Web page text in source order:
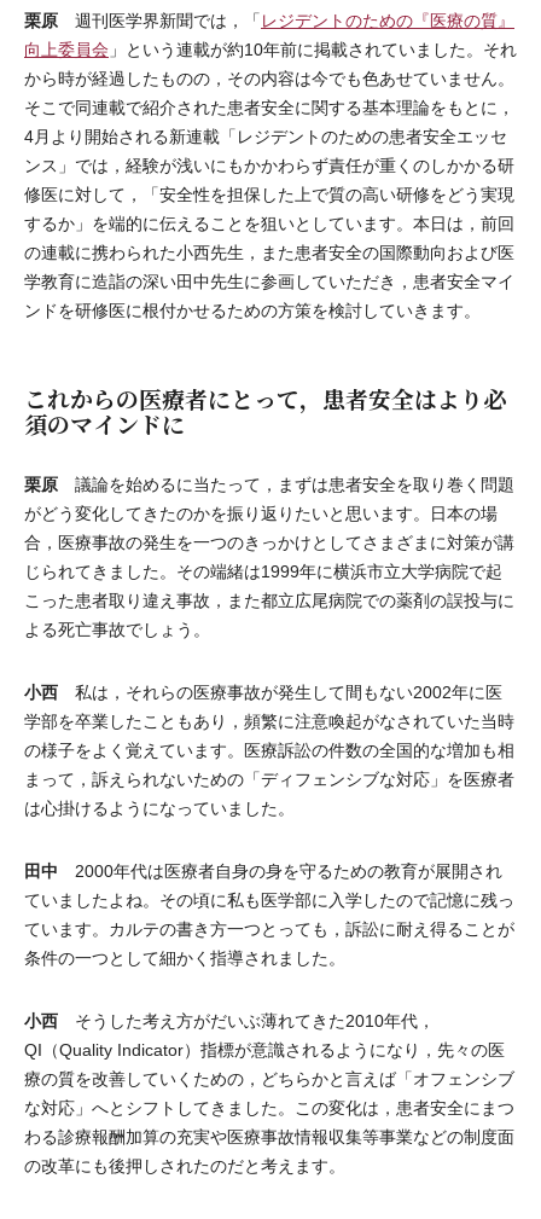
栗原 週刊医学界新聞では，「 レジデントのための『医療の質』
向上委員会 」という連載が約10年前に掲載されていました。それ
から時が経過したものの，その内容は今でも色あせていません。
そこで同連載で紹介された患者安全に関する基本理論をもとに，
4月より開始される新連載「レジデントのための患者安全エッセ
ンス」では，経験が浅いにもかかわらず責任が重くのしかかる研
修医に対して，「安全性を担保した上で質の高い研修をどう実現
するか」を端的に伝えることを狙いとしています。本日は，前回
の連載に携わられた小西先生，また患者安全の国際動向および医
学教育に造詣の深い田中先生に参画していただき，患者安全マイ
ンドを研修医に根付かせるための方策を検討していきます。
これからの医療者にとって，患者安全はより必
須のマインドに
栗原 議論を始めるに当たって，まずは患者安全を取り巻く問題
がどう変化してきたのかを振り返りたいと思います。日本の場
合，医療事故の発生を一つのきっかけとしてさまざまに対策が講
じられてきました。その端緒は1999年に横浜市立大学病院で起
こった患者取り違え事故，また都立広尾病院での薬剤の誤投与に
よる死亡事故でしょう。
小西 私は，それらの医療事故が発生して間もない2002年に医
学部を卒業したこともあり，頻繁に注意喚起がなされていた当時
の様子をよく覚えています。医療訴訟の件数の全国的な増加も相
まって，訴えられないための「ディフェンシブな対応」を医療者
は心掛けるようになっていました。
田中 2000年代は医療者自身の身を守るための教育が展開され
ていましたよね。その頃に私も医学部に入学したので記憶に残っ
ています。カルテの書き方一つとっても，訴訟に耐え得ることが
条件の一つとして細かく指導されました。
小西 そうした考え方がだいぶ薄れてきた2010年代，
QI（Quality Indicator）指標が意識されるようになり，先々の医
療の質を改善していくための，どちらかと言えば「オフェンシブ
な対応」へとシフトしてきました。この変化は，患者安全にまつ
わる診療報酬加算の充実や医療事故情報収集等事業などの制度面
の改革にも後押しされたのだと考えます。